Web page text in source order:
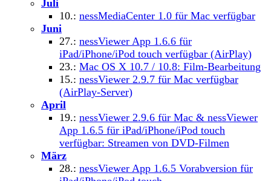
Juli
10.: nessMediaCenter 1.0 für Mac verfügbar
Juni
27.: nessViewer App 1.6.6 für
iPad/iPhone/iPod touch verfügbar (AirPlay)
23.: Mac OS X 10.7 / 10.8: Film-Bearbeitung
15.: nessViewer 2.9.7 für Mac verfügbar
(AirPlay-Server)
April
19.: nessViewer 2.9.6 für Mac & nessViewer
App 1.6.5 für iPad/iPhone/iPod touch
verfügbar: Streamen von DVD-Filmen
März
28.: nessViewer App 1.6.5 Vorabversion für